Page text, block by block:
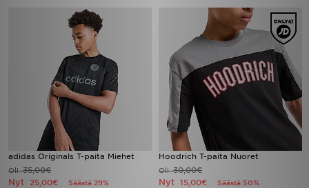
adidas Originals T-paita Miehet
Oli35,00€
Nyt 25,00€ Säästä 29%
Hoodrich T-paita Nuoret
Oli30,00€
Nyt 15,00€ Säästä 50%